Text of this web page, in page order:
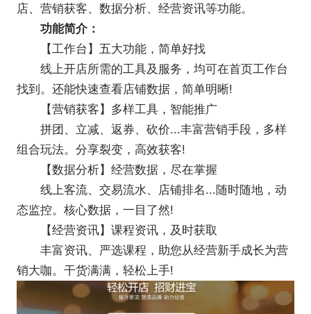
店、营销获客、数据分析、经营资讯等功能。
功能简介：
【工作台】五大功能，简单好找
线上开店所需的工具及服务，均可在首页工作台
找到。还能快速查看店铺数据，简单明晰!
【营销获客】多样工具，智能推广
拼团、立减、返券、砍价...丰富营销手段，多样
组合玩法。分享裂变，高效获客!
【数据分析】经营数据，尽在掌握
线上客流、交易流水、店铺排名...随时随地，动
态监控。核心数据，一目了然!
【经营资讯】课程资讯，及时获取
丰富资讯、严选课程，助您从经营新手成长为营
销大咖。干货满满，轻松上手!